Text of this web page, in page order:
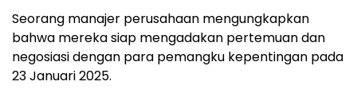
Seorang manajer perusahaan mengungkapkan
bahwa mereka siap mengadakan pertemuan dan
negosiasi dengan para pemangku kepentingan pada
23 Januari 2025.